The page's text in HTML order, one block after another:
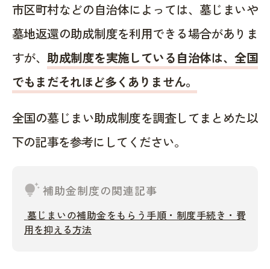
市区町村などの自治体によっては、墓じまいや
墓地返還の助成制度を利用できる場合がありま
すが、助成制度を実施している自治体は、全国
でもまだそれほど多くありません。
全国の墓じまい助成制度を調査してまとめた以
下の記事を参考にしてください。
tips_and_updates補助金制度の関連記事
墓じまいの補助金をもらう手順・制度手続き・費
用を抑える方法